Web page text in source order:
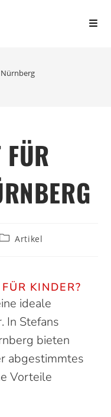
Artikel
KINDER?
ideale
In Stefans
bieten
abgestimmtes
Vorteile